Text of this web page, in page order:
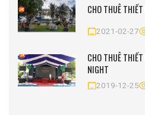
CHO THUÊ
2021-02-27
CHO THUÊ
NIGHT
2019-12-25